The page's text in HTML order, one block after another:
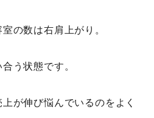
の数は右肩上がり。
う状態です。
が伸び悩んでいるのをよく